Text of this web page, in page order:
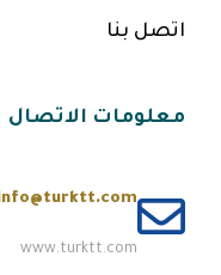
اتصل بنا
معلومات الاتصال
www.turktt.com